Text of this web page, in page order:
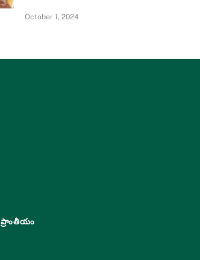
October 1, 2024
ప్రాంతీయం